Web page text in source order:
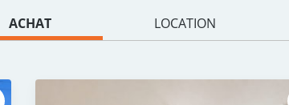
ACHAT LOCATION